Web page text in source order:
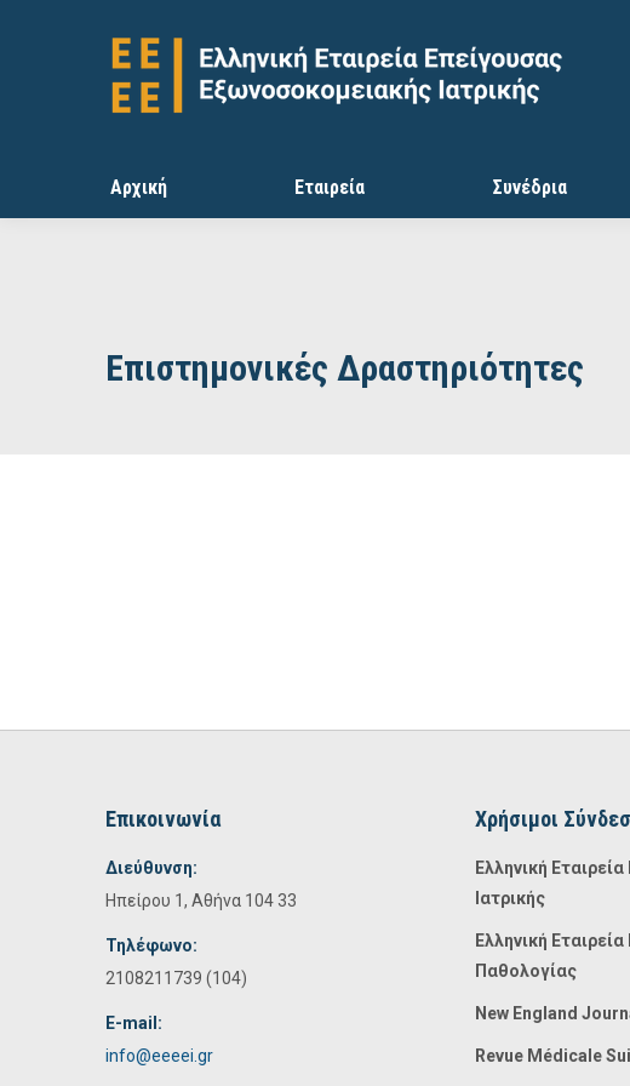
Αρχική Εταιρεία Συνέδρια
Επιστημονικές Δραστηριότητες
Επικοινωνία
Διεύθυνση:
Ηπείρου 1, Αθήνα 104 33
Τηλέφωνο:
2108211739 (104)
E-mail:
info@eeeei.gr
Χρήσιμοι
Ελληνική
Ιατρικής
Ελληνική
Παθολογίας
New England
Revue Médicale